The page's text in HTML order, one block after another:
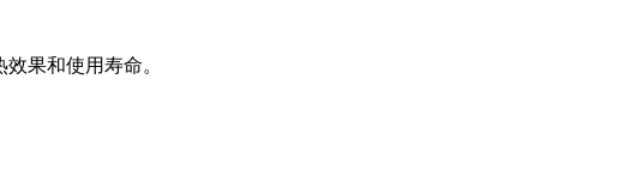
果和使用寿命。